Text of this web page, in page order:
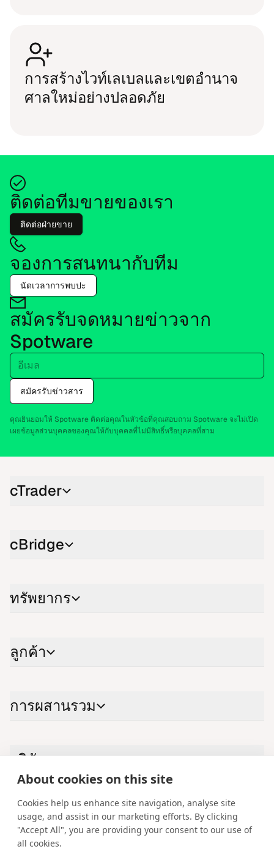
About cookies on this site
Cookies help us enhance site navigation, analyse site
usage, and assist in our marketing efforts. By clicking
"Accept All", you are providing your consent to our use of
all cookies.
การ​สร้าง​ไวท์​เล​เบล​และ​เขตอำ​นา​จ​
ศาล​ใหม่อ​ย่าง​ปลอด​ภัย
ติด​ต่อ​ที​ม​ขายของ​เรา
ติด​ต่อฝ่าย​ขาย
จอง​การ​สนท​นา​กับ​ทีม
นัด​เว​ลา​การพบ​ปะ
สมัครรับ​จด​หมายข่าว​จาก
Spotware
อี​เมล
สมัครรับ​ข่าว​สาร
คุณยิน​ยอม​ให้ Spotware ติด​ต่อ​คุณ​ใน​หัว​ข้อ​ที่​คุณสอบ​ถาม Spotware จะ​ไม่​เปิด​
เผยข้อ​มูล​ส่วน​บุค​คลของ​คุณ​ให้​กับ​บุค​คลที่​ไม่มี​สิทธิ์หรือ​บุค​คลที่​สาม
cTrader
cBridge
ทรัพ​ยา​กร
ลูก​ค้า
การผสาน​รวม
บริ​ษัท
LinkedIn
YouTube
X Instagram
Facebook